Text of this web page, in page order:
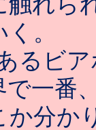
。
るビ
で一番
か分か